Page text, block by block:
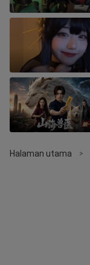
Halaman utama >